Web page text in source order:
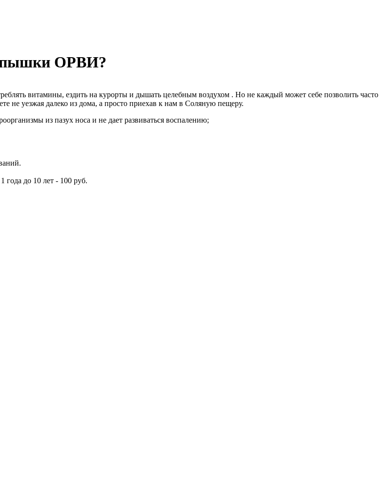
ОРВИ?
витамины, ездить на курорты и дышать целебным воздухом . Но не каждый может себе позволить часто
не уезжая далеко из дома, а просто приехав к нам в Соляную пещеру.
из пазух носа и не дает развиваться воспалению;
года до 10 лет - 100 руб.